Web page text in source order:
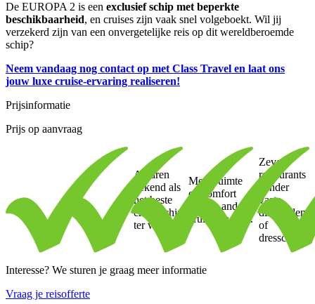
De EUROPA 2 is een exclusief schip met beperkte
beschikbaarheid, en cruises zijn vaak snel volgeboekt. Wil jij
verzekerd zijn van een onvergetelijke reis op dit wereldberoemde
schip?
Neem vandaag nog contact op met Class Travel en laat ons
jouw luxe cruise-ervaring realiseren!
Prijsinformatie
Prijs op aanvraag
Al jaren
bekend als
het beste
cruiseschip
ter wereld
Meer ruimte
en comfort
dan op andere
cruiseschepen.
Zeven
restaurants
zonder
vaste
dinertijden
of
dresscodes.
Interesse? We sturen je graag meer informatie
Vraag je reisofferte